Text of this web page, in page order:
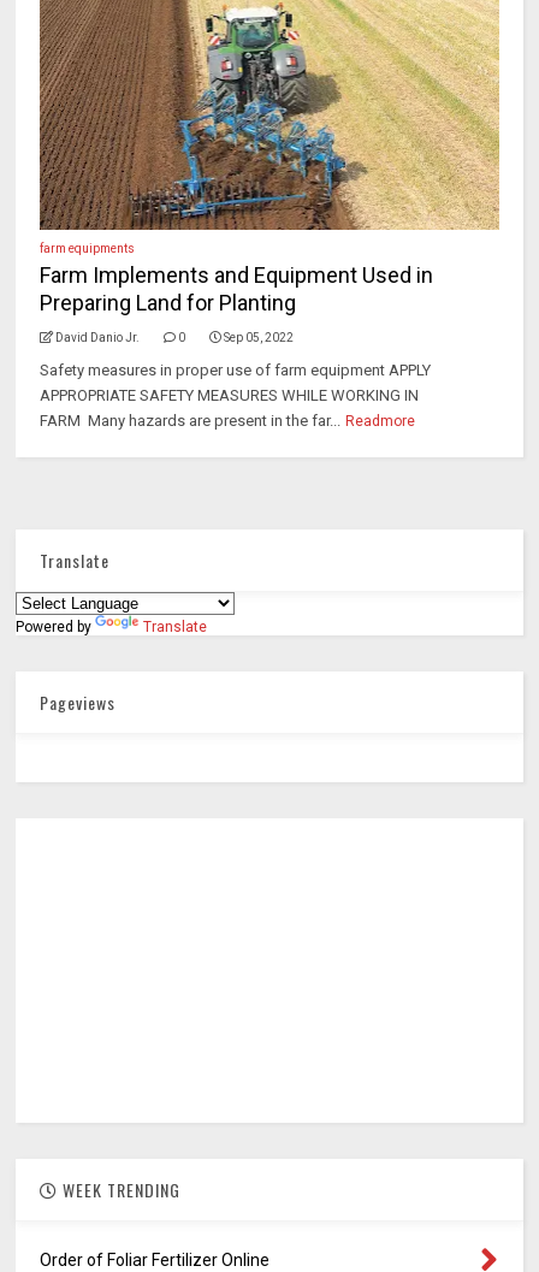
farm equipments
Farm Implements and Equipment Used in
Preparing Land for Planting
David Danio Jr. 0 Sep 05, 2022
Safety measures in proper use of farm equipment APPLY
APPROPRIATE SAFETY MEASURES WHILE WORKING IN
FARM Many hazards are present in the far...
Readmore
Translate
Powered by Translate
Pageviews
WEEK TRENDING
Order of Foliar Fertilizer Online